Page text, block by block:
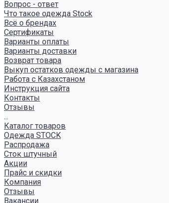
Вопрос - ответ
Что такое одежда Stock
Всё о брендах
Сертификаты
Варианты оплаты
Варианты доставки
Возврат товара
Выкуп остатков одежды с магазина
Работа с Казахстаном
Инструкция сайта
Контакты
Отзывы
...
Каталог товаров
Одежда STOCK
Распродажа
Сток штучный
Акции
Прайс и скидки
Компания
Отзывы
Вакансии